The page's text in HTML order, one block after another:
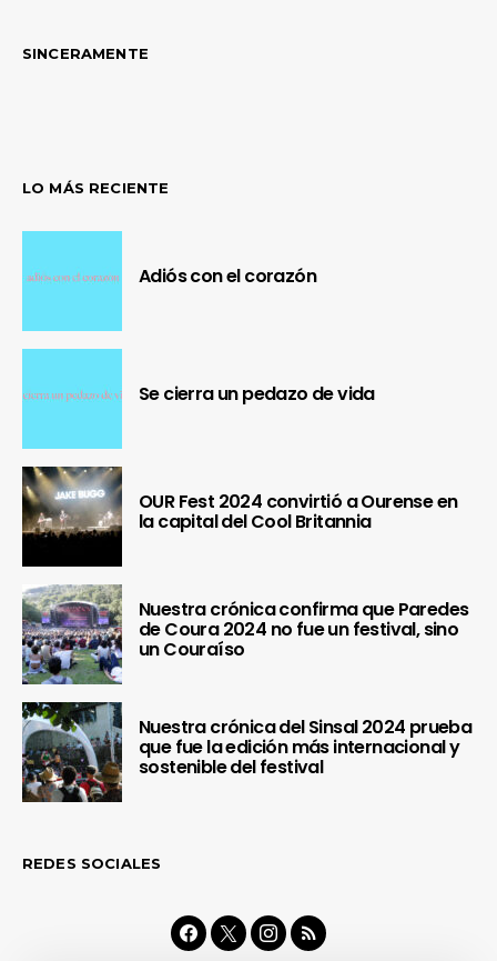
SINCERAMENTE
LO MÁS RECIENTE
Adiós con el corazón
Se cierra un pedazo de vida
OUR Fest 2024 convirtió a Ourense en
la capital del Cool Britannia
Nuestra crónica confirma que Paredes
de Coura 2024 no fue un festival, sino
un Couraíso
Nuestra crónica del Sinsal 2024 prueba
que fue la edición más internacional y
sostenible del festival
REDES SOCIALES